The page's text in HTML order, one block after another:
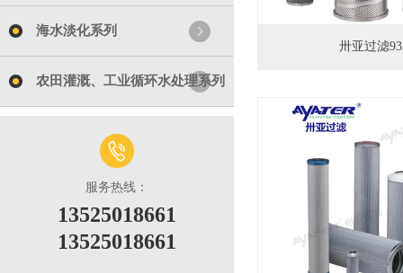
海水淡化系列
农田灌溉、工业循环水处理系列
服务热线：
13525018661
13525018661
卅亚过滤